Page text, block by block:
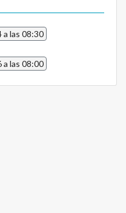
a las 08:30
a las 08:00